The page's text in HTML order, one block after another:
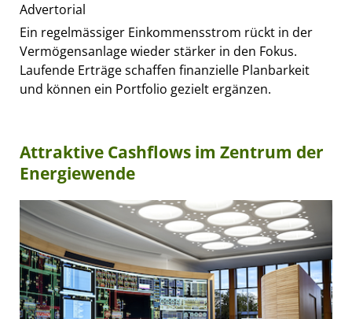
Advertorial
Ein regelmässiger Einkommensstrom rückt in der
Vermögensanlage wieder stärker in den Fokus.
Laufende Erträge schaffen finanzielle Planbarkeit
und können ein Portfolio gezielt ergänzen.
Attraktive Cashflows im Zentrum der
Energiewende